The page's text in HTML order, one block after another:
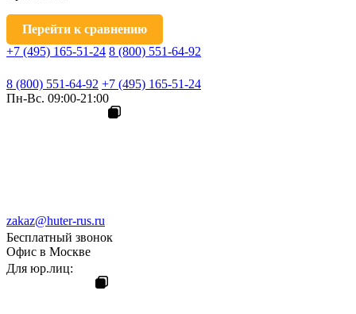
Перейти к сравнению
+7 (495) 165-51-24 8 (800) 551-64-92
8 (800) 551-64-92 +7 (495) 165-51-24
Пн-Вс. 09:00-21:00
zakaz@huter-rus.ru
Бесплатный звонок
Офис в Москве
Для юр.лиц: